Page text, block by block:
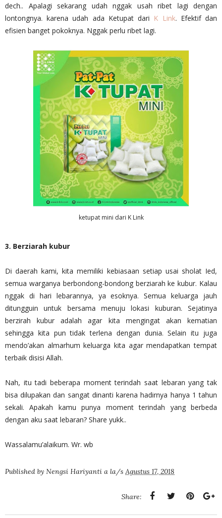
dech.. Apalagi sekarang udah nggak usah ribet lagi dengan
lontongnya. karena udah ada Ketupat dari K Link. Efektif dan
efisien banget pokoknya. Nggak perlu ribet lagi.
ketupat mini dari K Link
3. Berziarah kubur
Di daerah kami, kita memiliki kebiasaan setiap usai sholat Ied,
semua warganya berbondong-bondong berziarah ke kubur. Kalau
nggak di hari lebarannya, ya esoknya. Semua keluarga jauh
ditungguin untuk bersama menuju lokasi kuburan. Sejatinya
berzirah kubur adalah agar kita mengingat akan kematian
sehingga kita pun tidak terlena dengan dunia. Selain itu juga
mendo’akan almarhum keluarga kita agar mendapatkan tempat
terbaik disisi Allah.
Nah, itu tadi beberapa moment terindah saat lebaran yang tak
bisa dilupakan dan sangat dinanti karena hadirnya hanya 1 tahun
sekali. Apakah kamu punya moment terindah yang berbeda
dengan aku saat lebaran? Share yukk..
Wassalamu’alaikum. Wr. wb
Published by Nengsi Hariyanti a la/s Agustus 17, 2018
Share: